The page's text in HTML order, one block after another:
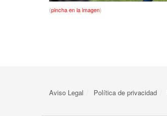
(pincha en la imagen)
Aviso Legal Política de privacidad